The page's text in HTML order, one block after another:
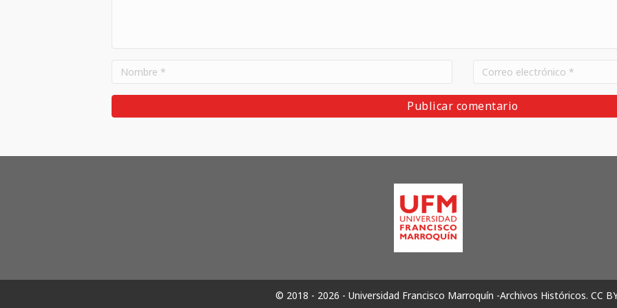
© 2018 - 2026 - Universidad Francisco Marroquín -Archivos Históricos. CC